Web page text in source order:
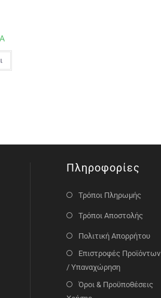
Πληροφορίες
Τρόποι Πληρωμής
Τρόποι Αποστολής
Πολιτική Απορρήτου
Επιστροφές Προϊόντων
/ Υπαναχώρηση
Όροι & Προϋποθέσεις